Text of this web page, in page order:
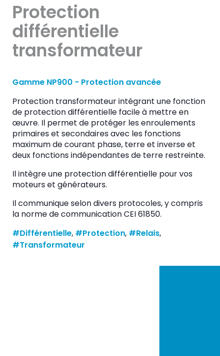
Protection
différentielle
transformateur
Gamme NP900 - Protection avancée
Protection transformateur intégrant une fonction
de protection différentielle facile à mettre en
œuvre. Il permet de protéger les enroulements
primaires et secondaires avec les fonctions
maximum de courant phase, terre et inverse et
deux fonctions indépendantes de terre restreinte.
Il intègre une protection différentielle pour vos
moteurs et générateurs.
Il communique selon divers protocoles, y compris
la norme de communication CEI 61850.
#Différentielle, #Protection, #Relais
#Transformateur